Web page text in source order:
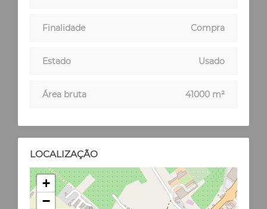
Finalidade Compra
Estado Usado
Área bruta 41000 m²
LOCALIZAÇÃO
+
−